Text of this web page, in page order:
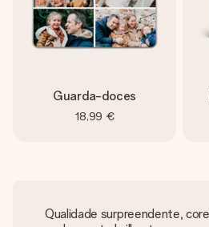
Guarda-doces
18,99 €
Qualidade surpreendente,